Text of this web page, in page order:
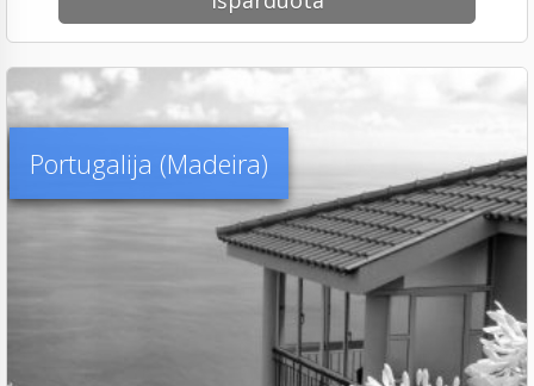
Portugalija (Madeira)